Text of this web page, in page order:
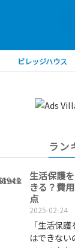
ビレッジハウス
ラン
生活保護
きる？費
点
2025-02-24
「生活保
はできない